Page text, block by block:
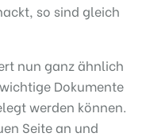
so sind gleich
nun ganz ähnlich
Dokumente
werden können.
Seite an und